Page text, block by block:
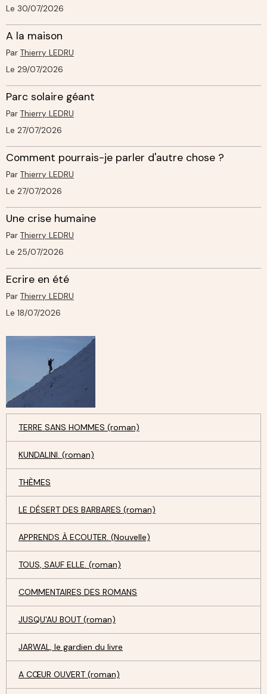
Le 30/07/2026
A la maison
Par Thierry LEDRU
Le 29/07/2026
Parc solaire géant
Par Thierry LEDRU
Le 27/07/2026
Comment pourrais-je parler d'autre chose ?
Par Thierry LEDRU
Le 27/07/2026
Une crise humaine
Par Thierry LEDRU
Le 25/07/2026
Ecrire en été
Par Thierry LEDRU
Le 18/07/2026
TERRE SANS HOMMES (roman)
KUNDALINI. (roman)
THÈMES
LE DÉSERT DES BARBARES (roman)
APPRENDS À ECOUTER. (Nouvelle)
TOUS, SAUF ELLE. (roman)
COMMENTAIRES DES ROMANS
JUSQU'AU BOUT (roman)
JARWAL, le gardien du livre
A CŒUR OUVERT (roman)